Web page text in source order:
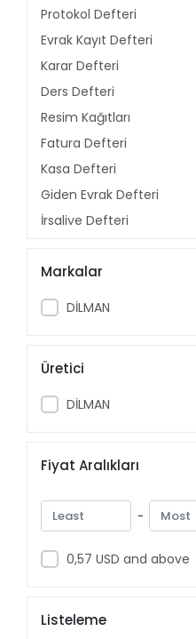
Protokol Defteri
Evrak Kayıt Defteri
Karar Defteri
Ders Defteri
Resim Kağıtları
Fatura Defteri
Kasa Defteri
Giden Evrak Defteri
İrsaliye Defteri
Numaralı Fiş
Gider Pusulası ve Makbuzu
İmza Defteri
Broşür Defteri
Cari Hesap Defteri
Ziyaretçi Defteri
Ortaklar Pay Defteri
Sipariş Fişi
Markalar
DİLMAN
Üretici
DİLMAN
Fiyat Aralıkları
-
0,57 USD and above
Listeleme